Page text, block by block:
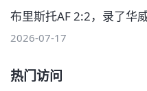
布里斯托AF 2:2，录了华
2026-07-17
热门访问